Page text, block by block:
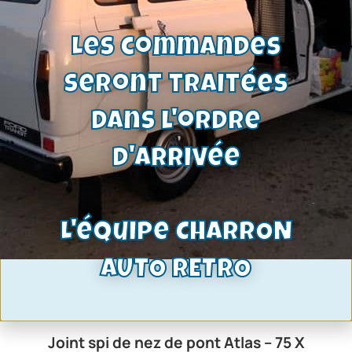
Joint spi de nez de pont Atlas – 75 X
Les commandes
seront traitées
dans l'ordre
d'arrivée
L'équipe CHARRON
AUTO RETRO